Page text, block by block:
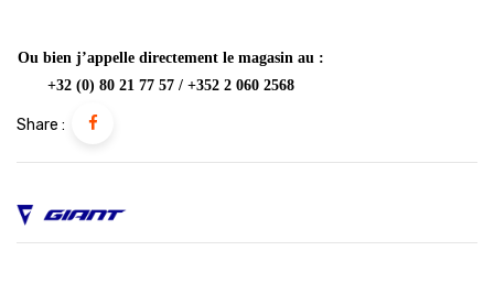
Ou bien j’appelle directement le magasin au :
+32 (0) 80 21 77 57 / +352 2 060 2568
Share :